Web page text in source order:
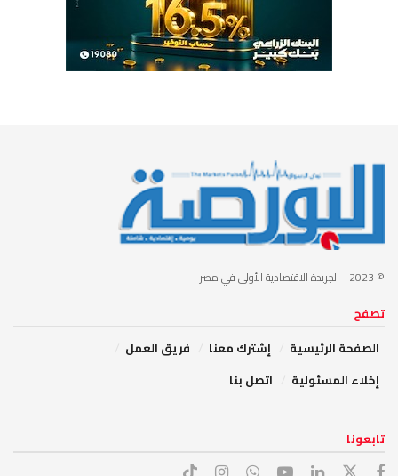
© 2023 - الجريدة الاقتصادية الأولى في مصر
تصفح
الصفحة الرئيسية
إشترك معنا
فريق العمل
إخلاء المسئولية
اتصل بنا
تابعونا